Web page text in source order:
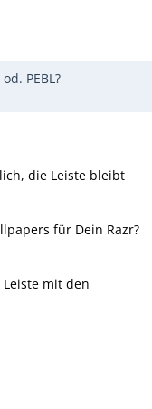
PEBL?
die Leiste bleibt
für Dein Razr?
mit den